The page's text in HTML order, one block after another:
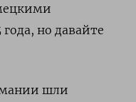
но давайте
шли